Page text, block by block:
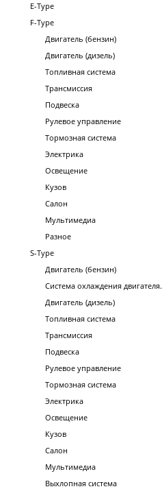
E-Type
F-Type
Двигатель (бензин)
Двигатель (дизель)
Топливная система
Трансмиссия
Подвеска
Рулевое управление
Тормозная система
Электрика
Освещение
Кузов
Салон
Мультимедиа
Разное
S-Type
Двигатель (бензин)
Система охлаждения двигателя.
Двигатель (дизель)
Топливная система
Трансмиссия
Подвеска
Рулевое управление
Тормозная система
Электрика
Освещение
Кузов
Салон
Мультимедиа
Выхлопная система